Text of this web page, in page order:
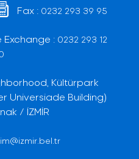
Fax : 0232 293 39 95
: 0232 293 12
Kültürpark
Universiade Building)
/ İZMİR